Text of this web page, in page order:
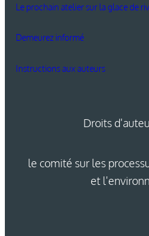
Le prochain atelier sur la glace de
Demeurez informé
Instructions aux auteurs
Droits
le comité sur les
et